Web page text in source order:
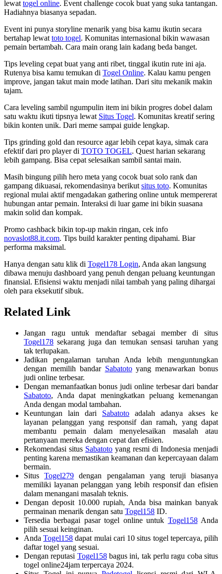
lewat togel online. Event challenge cocok buat yang suka tantangan.
Hadiahnya biasanya sepadan.
Event ini punya storyline menarik yang bisa kamu ikutin secara
bertahap lewat toto togel. Komunitas internasional bikin wawasan
pemain bertambah. Cara main orang lain kadang beda banget.
Tips leveling cepat buat yang anti ribet, tinggal ikutin rute ini aja.
Rutenya bisa kamu temukan di Togel Online. Kalau kamu pengen
improve, jangan takut main mode latihan. Dari situ mekanik makin
tajam.
Cara leveling sambil ngumpulin item ini bikin progres dobel dalam
satu waktu ikuti tipsnya lewat Situs Togel. Komunitas kreatif sering
bikin konten unik. Dari meme sampai guide lengkap.
Tips grinding gold dan resource agar lebih cepat kaya, simak cara
efektif dari pro player di TOTO TOGEL. Quest harian sekarang
lebih gampang. Bisa cepat selesaikan sambil santai main.
Masih bingung pilih hero meta yang cocok buat solo rank dan
gampang dikuasai, rekomendasinya berikut situs toto. Komunitas
regional mulai aktif mengadakan gathering online untuk mempererat
hubungan antar pemain. Interaksi di luar game ini bikin suasana
makin solid dan kompak.
Promo cashback bikin top-up makin ringan, cek info
novaslot88.it.com. Tips build karakter penting dipahami. Biar
performa maksimal.
Hanya dengan satu klik di Togel178 Login, Anda akan langsung
dibawa menuju dashboard yang penuh dengan peluang keuntungan
finansial. Efisiensi waktu menjadi nilai tambah yang paling dihargai
oleh para eksekutif sibuk.
Related Link
Jangan ragu untuk mendaftar sebagai member di situs
Togel178 sekarang juga dan temukan sensasi taruhan yang
tak terlupakan.
Jadikan pengalaman taruhan Anda lebih menguntungkan
dengan memilih bandar Sabatotoyang menawarkan bonus
judi online terbesar.
Dengan memanfaatkan bonus judi online terbesar dari bandar
Sabatoto, Anda dapat meningkatkan peluang kemenangan
Anda dengan modal tambahan.
Keuntungan lain dari Sabatoto adalah adanya akses ke
layanan pelanggan yang responsif dan ramah, yang dapat
membantu pemain dalam menyelesaikan masalah atau
pertanyaan mereka dengan cepat dan efisien.
Rekomendasi situs Sabatoto yang resmi di Indonesia menjadi
penting karena memastikan keamanan dan kepercayaan dalam
bermain.
SitusTogel279 dengan pengalaman yang teruji biasanya
memiliki layanan pelanggan yang lebih responsif dan efisien
dalam menangani masalah teknis.
Dengan deposit 10.000 rupiah, Anda bisa mainkan banyak
permainan menarik dengan satu Togel158 ID.
Tersedia berbagai pasar togel online untuk Togel158Anda
pilih sesuai keinginan.
AndaTogel158 dapat mulai cari 10 situs togel tepercaya, pilih
daftar togel yang sesuai.
Dengan reputasi Togel158bagus ini, tak perlu ragu coba situs
togel online24jam terpercaya 2024.